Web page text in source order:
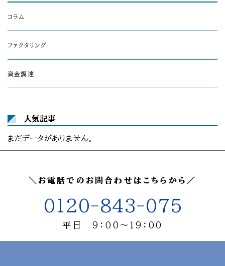
コラム
ファクタリング
資金調達
人気記事
まだデータがありません。
＼お電話でのお問合わせはこちらから／
0120-843-075
平日 9：00～19：00